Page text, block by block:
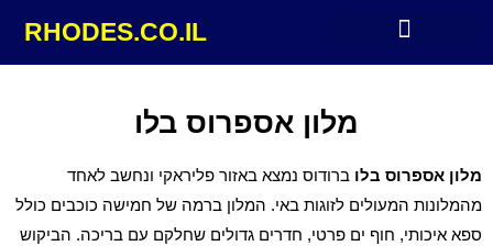
RHODES.CO.IL
מלון אספרוס בלו
מלון אספרוס בלו ברודוס נמצא באזור פליראקי ונחשב לאחד
מהמלונות המעולים לזוגות באי. המלון ברמה של חמישה כוכבים כולל
ספא איכותי, חוף ים פרטי, חדרים גדולים שחלקם עם בריכה. הביקוש